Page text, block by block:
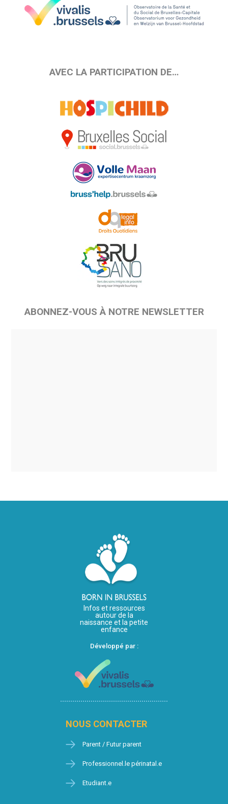
AVEC LA PARTICIPATION DE…
ABONNEZ-VOUS À NOTRE NEWSLETTER
Infos et ressources
autour de la
naissance et la petite
enfance
Développé par :
NOUS CONTACTER
Parent / Futur parent
Professionnel.le périnatal.e
Etudiant.e